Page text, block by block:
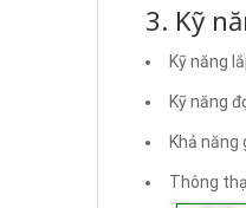
3. Kỹ
Kỹ năng
Kỹ năng
Khả năng
Thông